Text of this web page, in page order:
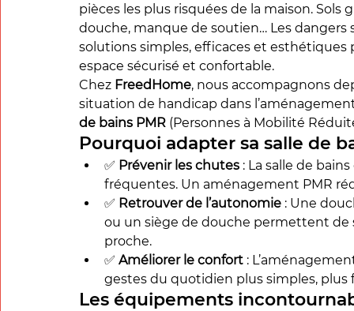
pièces les plus risquées de la maison. Sols
douche, manque de soutien… Les
solutions simples, efficaces et
espace sécurisé et confortable.
Chez FreedHome, nous accompagnons
situation de handicap dans
de bains PMR (Personnes à Mobilité
Pourquoi adapter sa salle de
✅ Prévenir les chutes : La salle de
fréquentes. Un aménagement PMR
✅ Retrouver de l’autonomie : Une
ou un siège de douche permettent de
proche.
✅ Améliorer le confort :
gestes du quotidien plus simples, plus
Les équipements